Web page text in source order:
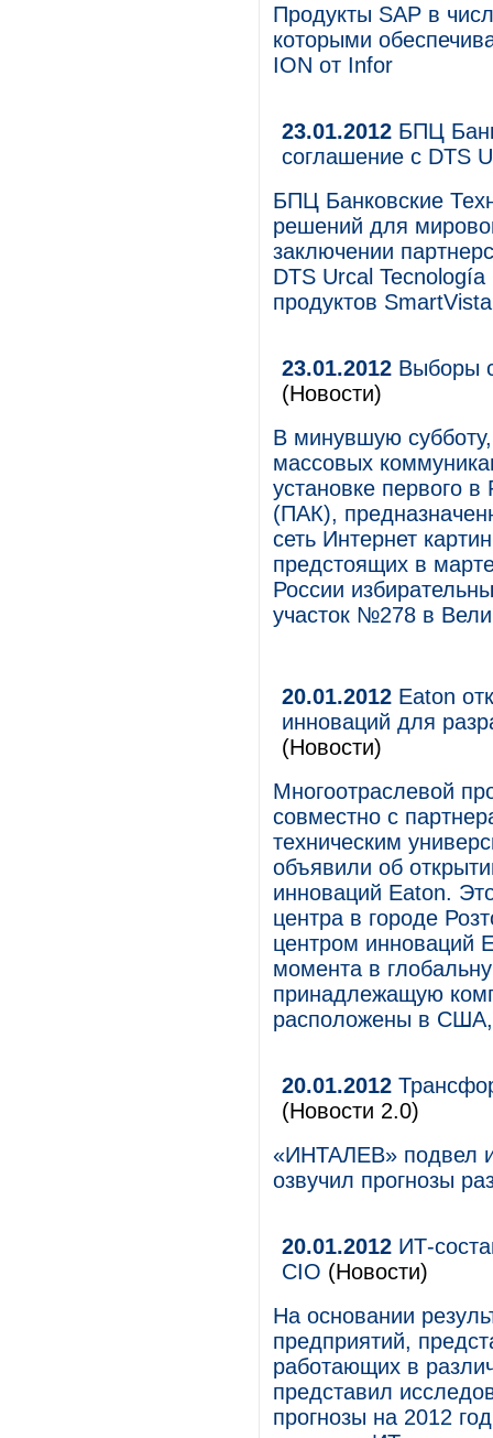
Продукты SAP в
которыми
ION от Infor
23.01.2012 БПЦ
соглашение с DTS
БПЦ Банковские
решений для
заключении
DTS Urcal
продуктов
23.01.2012 Выборы
(Новости)
В минувшую
массовых
установке первого
(ПАК),
сеть Интернет
предстоящих в
России
участок №278 в
20.01.2012 Eaton
инноваций для
(Новости)
Многоотраслевой
совместно с
техническим
объявили об
инноваций Eaton.
центра в городе
центром инноваций
момента в
принадлежащую
расположены в
20.01.2012
(Новости 2.0)
«ИНТАЛЕВ» подвел
озвучил прогнозы
20.01.2012 ИТ-
CIO (Новости)
На основании
предприятий,
работающих в
представил
прогнозы на 2012